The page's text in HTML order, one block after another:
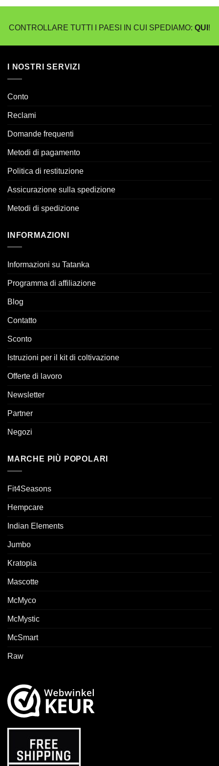
era:
è:
da
€41,97
CONTROLLARE TUTTI I PAESI IN CUI SPEDIAMO: QUI !
I NOSTRI SERVIZI
Conto
Reclami
Domande frequenti
Metodi di pagamento
Politica di restituzione
Assicurazione sulla spedizione
Metodi di spedizione
INFORMAZIONI
Informazioni su Tatanka
Programma di affiliazione
Blog
Contatto
Sconto
Istruzioni per il kit di coltivazione
Offerte di lavoro
Newsletter
Partner
Negozi
MARCHE PIÙ POPOLARI
Fit4Seasons
Hempcare
Indian Elements
Jumbo
Kratopia
Mascotte
McMyco
McMystic
McSmart
Raw